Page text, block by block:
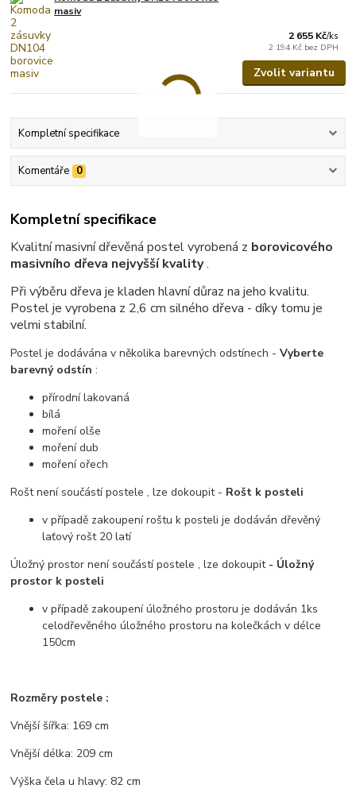
masiv
2 655 Kč/ks
2 194 Kč bez DPH
Zvolit variantu
Kompletní specifikace
Komentáře 0
Kompletní specifikace
Kvalitní masivní dřevěná postel vyrobená z borovicového
masivního dřeva nejvyšší kvality.
Při výběru dřeva je kladen hlavní důraz na jeho kvalitu.
Postel je vyrobena z 2,6 cm silného dřeva - díky tomu je
velmi stabilní.
Postel je dodávána v několika barevných odstínech -Vyberte
barevný odstín :
přírodní lakovaná
bílá
moření olše
moření dub
moření ořech
Rošt není součástí postele , lze dokoupit - Rošt k posteli
v případě zakoupení roštu k posteli je dodáván dřevěný
laťový rošt 20 latí
Úložný prostor není součástí postele , lze dokoupit- Úložný
prostor k posteli
v případě zakoupení úložného prostoru je dodáván 1ks
celodřevěného úložného prostoru na kolečkách v délce
150cm
Rozměry postele :
Vnější šířka: 169 cm
Vnější délka: 209 cm
Výška čela u hlavy: 82 cm